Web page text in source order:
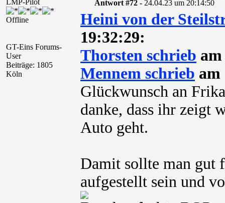
LMP-Pilot
Offline
GT-Eins Forums-
User
Beiträge: 1805
Köln
Antwort #72 - 24.04.23 um 20:14:50
Heini von der
19:32:29:
Thorsten schrieb
Mennem schrieb am
Glückwunsch an
danke, dass ihr zeigt
Auto geht.
Damit sollte man gut
aufgestellt sein und